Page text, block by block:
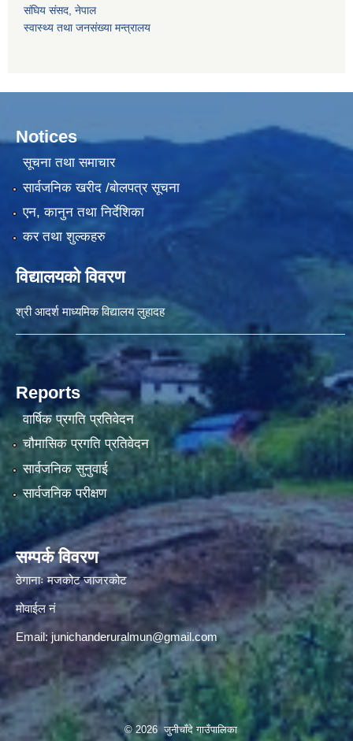
संघिय संसद, नेपाल
स्वास्थ्य तथा जनसंख्या मन्त्रालय
Notices
सूचना तथा समाचार
सार्वजनिक खरीद /बोलपत्र सूचना
एन, कानुन तथा निर्देशिका
कर तथा शुल्कहरु
विद्यालयको विवरण
श्री आदर्श माध्यमिक विद्यालय लुहादह
Reports
वार्षिक प्रगति प्रतिवेदन
चौमासिक प्रगति प्रतिवेदन
सार्वजनिक सुनुवाई
सार्वजनिक परीक्षण
सम्पर्क विवरण
ठेगानाः मजकोट जाजरकोट
मोवाईल नं
Email:junichanderuralmun@gmail.com
© 2026 जुनीचाँदे गाउँपालिका